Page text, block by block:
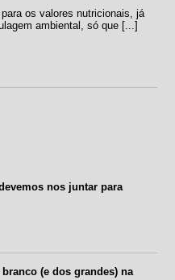
os valores nutricionais, já
ambiental, só que [...]
nos juntar para
(e dos grandes) na